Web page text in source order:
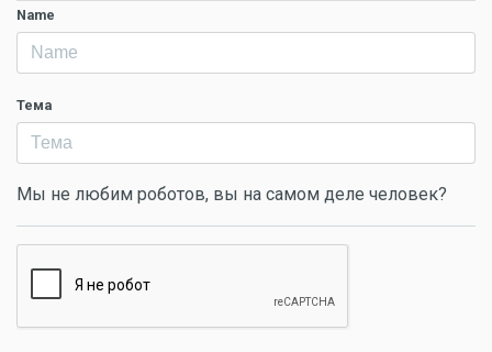
Name
Тема
Мы не любим роботов, вы на самом деле человек?